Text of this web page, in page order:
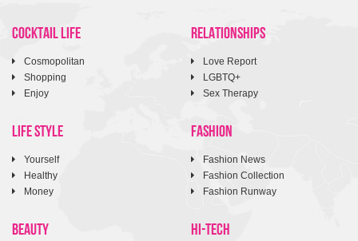
COCKTAIL LIFE
Cosmopolitan
Shopping
Enjoy
RELATIONSHIPS
Love Report
LGBTQ+
Sex Therapy
LIFE STYLE
Yourself
Healthy
Money
FASHION
Fashion News
Fashion Collection
Fashion Runway
BEAUTY HI-TECH